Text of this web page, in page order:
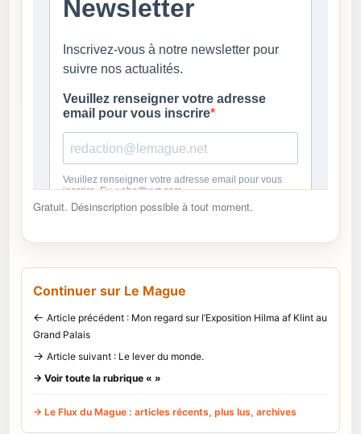
Gratuit. Désinscription possible à tout moment.
Continuer sur Le Mague
← Article précédent : Mon regard sur l’Exposition Hilma af Klint au
Grand Palais
→ Article suivant : Le lever du monde.
→ Voir toute la rubrique « »
→ Le Flux du Mague : articles récents, plus lus, archives